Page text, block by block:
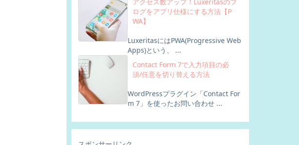
ログをアプリ仕様にする方法【P
WA】
LuxeritasにはPWA(Progressive Web
Apps)という、 ...
Contact Form 7で入力項目の必
須/任意を切り替える方法
WordPressプラグイン「Contact For
m 7」を使ったお問い合わせ ...